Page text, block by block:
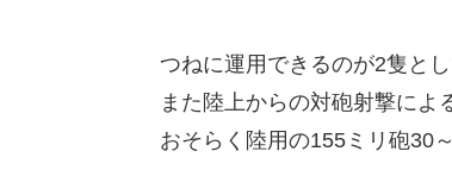
つねに運用できるのが2隻と
また陸上からの対砲射撃によ
おそらく陸用の155ミリ砲30